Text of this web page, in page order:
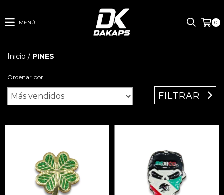
MENÚ 0
Inicio / PINES
Ordenar por
FILTRAR